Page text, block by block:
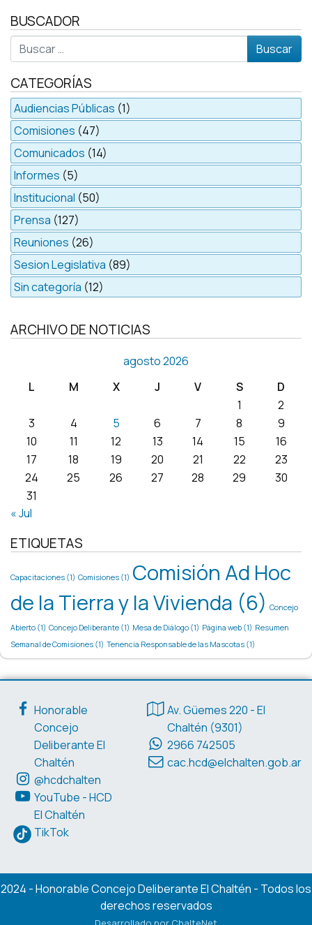
BUSCADOR
Buscar
CATEGORÍAS
Audiencias Públicas (1)
Comisiones (47)
Comunicados (14)
Informes (5)
Institucional (50)
Prensa (127)
Reuniones (26)
Sesion Legislativa (89)
Sin categoría (12)
ARCHIVO DE NOTICIAS
agosto 2026
L
M X J V S
D
1
2
3
4 5 6 7 8
9
10
11 12 13 14 15
16
17
18 19 20 21 22
23
24
25 26 27 28 29
30
31
« Jul
ETIQUETAS
Capacitaciones (1) Comisiones (1) Comisión Ad Hoc
de la Tierra y la Vivienda (6) Concejo
Abierto (1) Concejo Deliberante (1) Mesa de Diálogo (1) Página web (1) Resumen
Semanal de Comisiones (1) Tenencia Responsable de las Mascotas (1)
Enlaces de interés
Honorable
Concejo
Deliberante El
Chaltén
@hcdchalten
YouTube - HCD
El Chaltén
TikTok
Datos de contacto
Av. Güemes 220 - El
Chaltén (9301)
2966 742505
cac.hcd@elchalten.gob.ar
2024 - Honorable Concejo Deliberante El Chaltén - Todos los
derechos reservados